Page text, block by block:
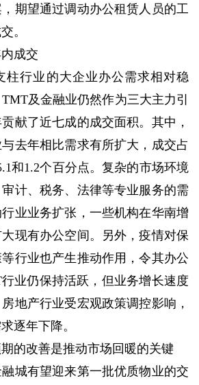
期望通过调动办公租赁人员的工
。
成交
柱行业的大企业办公需求相对稳
及金融业仍然作为三大主力引
献了近七成的成交面积。其中，
去年相比需求有所扩大，成交占
和1.2个百分点。复杂的市场环境
计、税务、法律等专业服务的需
业业务扩张，一些机构在华南增
现有办公空间。另外，疫情对保
行业也产生推动作用，令其办公
业仍保持活跃，但业务增长速度
地产行业受宏观政策调控影响，
逐年下降。
的改善是推动市场回暖的关键
城有望迎来第一批优质物业的交